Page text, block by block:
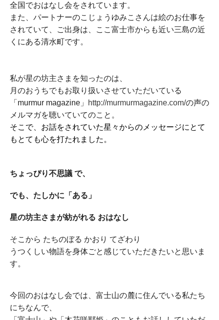
全国でおはなし会をされています。
また、 パートナーのこじょうゆみこさんは絵のお仕事を
されていて、
ご出身は、ここ富士市からも近い三島の近
くにある清水町です。
私が星の坊主さまを知ったのは、
月のおうちでもお取り扱いさせていただいている
「murmur magazine」
http://murmurmagazine.com/の声の
メルマガを聴いていてのこと。
そこで、 お話をされていた星々からのメッセージにとて
もとても心を打たれました。
ちょっぴり不思議 で、
でも、たしかに「ある」
星の坊主さまが紡がれる おはなし
そこから たちのぼる かおり てざわり
うつくしい物語を身体ごと感じていただきたいと思いま
す。
今回のおはなし会では、 富士山の麓に住んでいる私たち
にちなんで、